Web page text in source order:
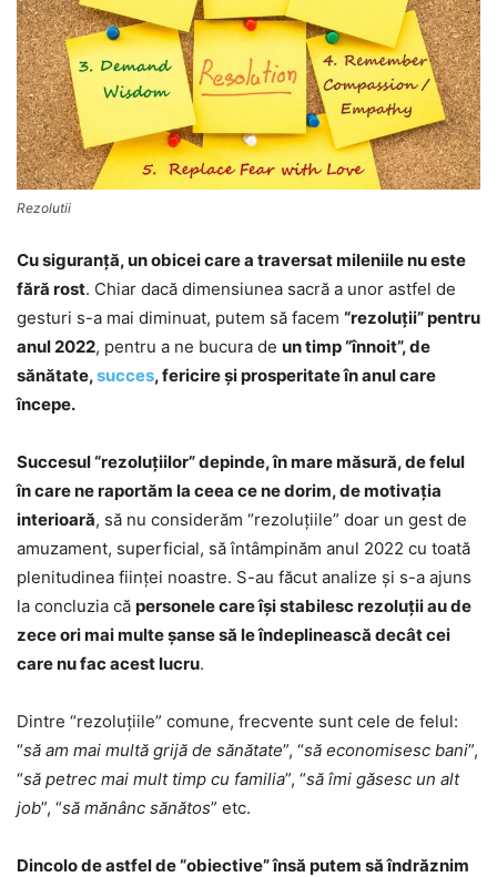
Rezolutii
Cu siguranţă, un obicei care a traversat mileniile nu este
fără rost. Chiar dacă dimensiunea sacră a unor astfel de
gesturi s-a mai diminuat, putem să facem “rezoluţii” pentru
anul 2022, pentru a ne bucura de un timp “înnoit”, de
sănătate,succes, fericire şi prosperitate în anul care
începe.
Succesul “rezoluţiilor” depinde, în mare măsură, de felul
în care ne raportăm la ceea ce ne dorim, de motivaţia
interioară, să nu considerăm “rezoluţiile” doar un gest de
amuzament, superficial, să întâmpinăm anul 2022 cu toată
plenitudinea fiinţei noastre. S-au făcut analize şi s-a ajuns
la concluzia că personele care îşi stabilesc rezoluţii au de
zece ori mai multe şanse să le îndeplinească decât cei
care nu fac acest lucru.
Dintre “rezoluţiile” comune, frecvente sunt cele de felul:
“să am mai multă grijă de sănătate”, “să economisesc bani”,
“să petrec mai mult timp cu familia”, “să îmi găsesc un alt
job”, “să mănânc sănătos” etc.
Dincolo de astfel de “obiective” însă putem să îndrăznim